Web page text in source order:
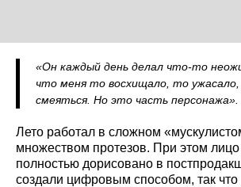
«Он каждый день делал что-то
что меня то восхищало, то
смеяться. Но это часть персонажа».
Лето работал в сложном
множеством протезов. При этом лицо
полностью дорисовано в
создали цифровым способом, так что